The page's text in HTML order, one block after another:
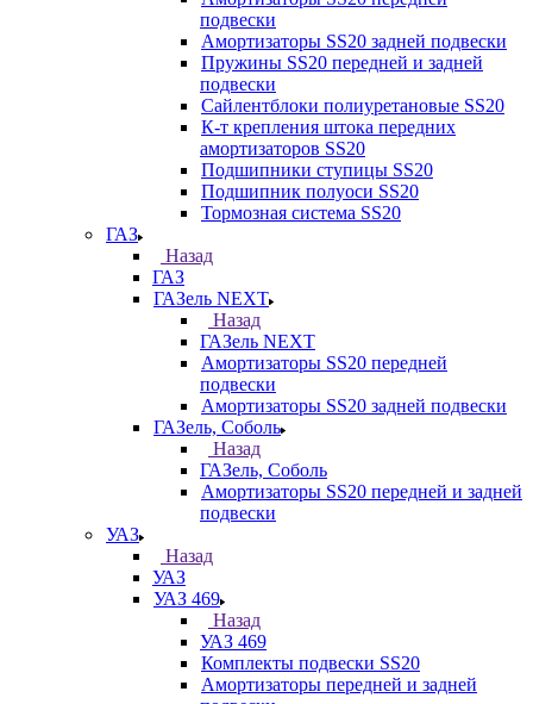
подвески
Амортизаторы SS20 задней подвески
Пружины SS20 передней и задней
подвески
Сайлентблоки полиуретановые SS20
К-т крепления штока передних
амортизаторов SS20
Подшипники ступицы SS20
Подшипник полуоси SS20
Тормозная система SS20
ГАЗ
Назад
ГАЗ
ГАЗель NEXT
Назад
ГАЗель NEXT
Амортизаторы SS20 передней
подвески
Амортизаторы SS20 задней подвески
ГАЗель, Соболь
Назад
ГАЗель, Соболь
Амортизаторы SS20 передней и задней
подвески
УАЗ
Назад
УАЗ
УАЗ 469
Назад
УАЗ 469
Комплекты подвески SS20
Амортизаторы передней и задней